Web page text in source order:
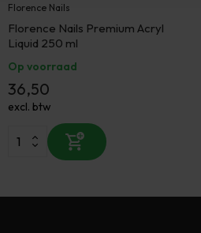
Florence Nails
Florence Nails Premium Acryl
Liquid 250 ml
Op voorraad
36,50
excl. btw